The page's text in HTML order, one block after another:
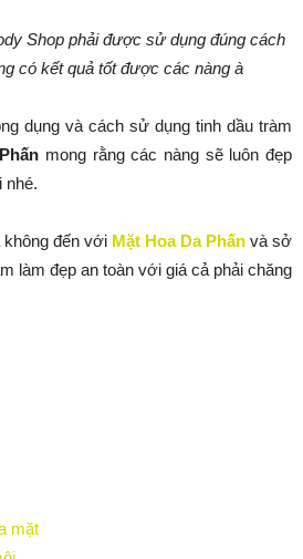
Shop phải được sử dụng đúng cách
có kết quả tốt được các nàng à
dụng và cách sử dụng tinh dầu tràm
mong rằng các nàng sẽ luôn đẹp
nhé.
đến với Mặt Hoa Da Phấn và sở
làm đẹp an toàn với giá cả phải chăng
mặt